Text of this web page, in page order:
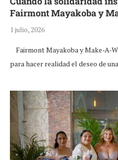
Fairmont Mayakoba y
1 julio, 2026
Fairmont Mayakoba y Make-A-
para hacer realidad el deseo de